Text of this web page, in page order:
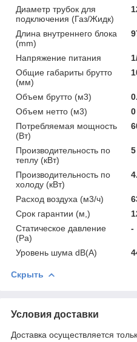
Диаметр трубок для
подключения (Газ/Жидк)
Длина внутреннего блока
(mm)
Напряжение питания
Общие габариты брутто
(мм)
Объем брутто (м3)
Объем нетто (м3)
0
Потребляемая мощность
(Вт)
Производительность по
теплу (кВт)
5
Производительность по
холоду (кВт)
Расход воздуха (м3/ч)
Срок гарантии (м,)
Статическое давление
(Pa)
-
Уровень шума dB(A)
Скрыть
Условия доставки
Доставка осуществляется